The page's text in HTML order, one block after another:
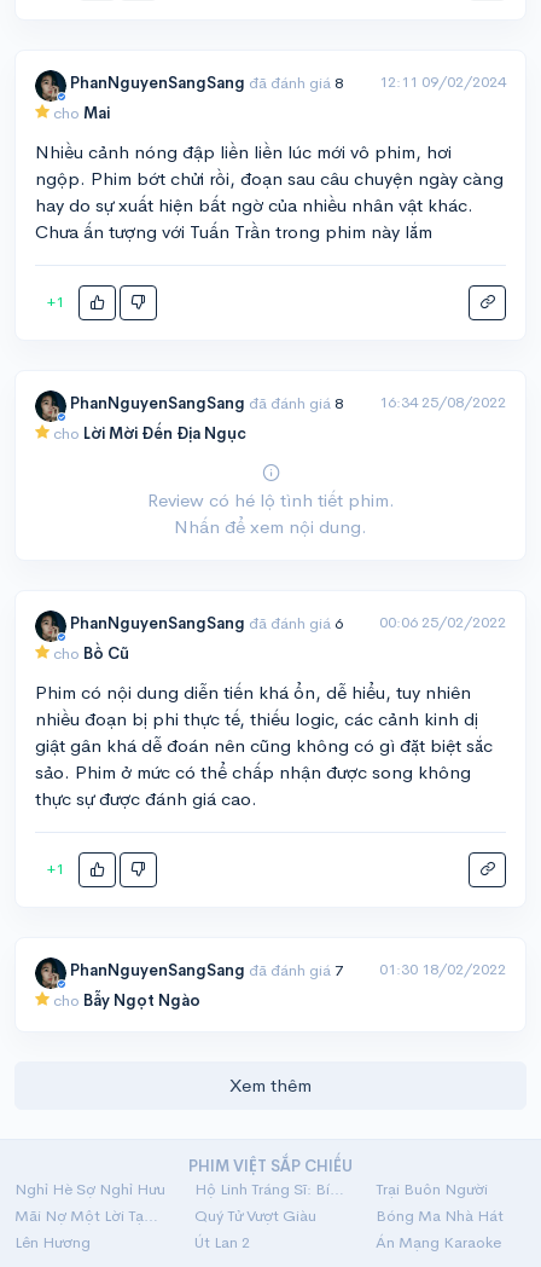
PhanNguyenSangSang đã đánh giá 8
cho Mai
12:11 09/02/2024
Nhiều cảnh nóng đập liền liền lúc mới vô phim, hơi
ngộp. Phim bớt chửi rồi, đoạn sau câu chuyện ngày càng
hay do sự xuất hiện bất ngờ của nhiều nhân vật khác.
Chưa ấn tượng với Tuấn Trần trong phim này lắm
+1
PhanNguyenSangSang đã đánh giá 8
cho Lời Mời Đến Địa Ngục
16:34 25/08/2022
Review có hé lộ tình tiết phim.
Nhấn để xem nội dung.
PhanNguyenSangSang đã đánh giá 6
cho Bồ Cũ
00:06 25/02/2022
Phim có nội dung diễn tiến khá ổn, dễ hiểu, tuy nhiên
nhiều đoạn bị phi thực tế, thiếu logic, các cảnh kinh dị
giật gân khá dễ đoán nên cũng không có gì đặt biệt sắc
sảo. Phim ở mức có thể chấp nhận được song không
thực sự được đánh giá cao.
+1
PhanNguyenSangSang đã đánh giá 7
cho Bẫy Ngọt Ngào
01:30 18/02/2022
Xem thêm
PHIM VIỆT SẮP CHIẾU
Nghỉ Hè Sợ Nghỉ Hưu
Hộ Linh Tráng Sĩ: Bí Ẩn Mộ Vua Đinh
Trại Buôn Người
Mãi Nợ Một Lời Tạm Biệt
Quý Tử Vượt Giàu
Bóng Ma Nhà Hát
Lên Hương
Út Lan 2 Án Mạng Karaoke